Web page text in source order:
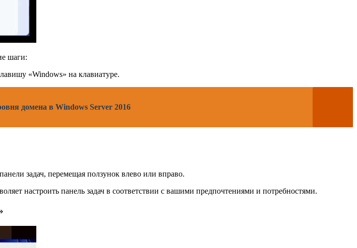
шаги:
«Windows» на клавиатуре.
домена в Windows Server 2016
задач, перемещая ползунок влево или вправо.
настроить панель задач в соответствии с вашими предпочтениями и потребностями.